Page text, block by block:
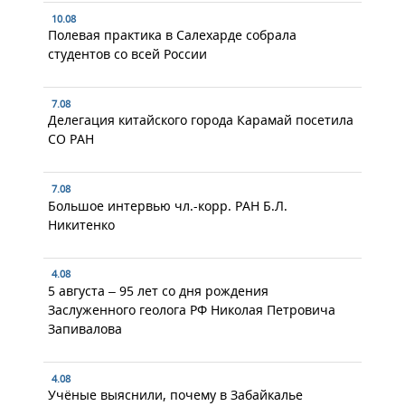
10.08
Полевая практика в Салехарде собрала
студентов со всей России
7.08
Делегация китайского города Карамай посетила
СО РАН
7.08
Большое интервью чл.-корр. РАН Б.Л.
Никитенко
4.08
5 августа – 95 лет со дня рождения
Заслуженного геолога РФ Николая Петровича
Запивалова
4.08
Учёные выяснили, почему в Забайкалье